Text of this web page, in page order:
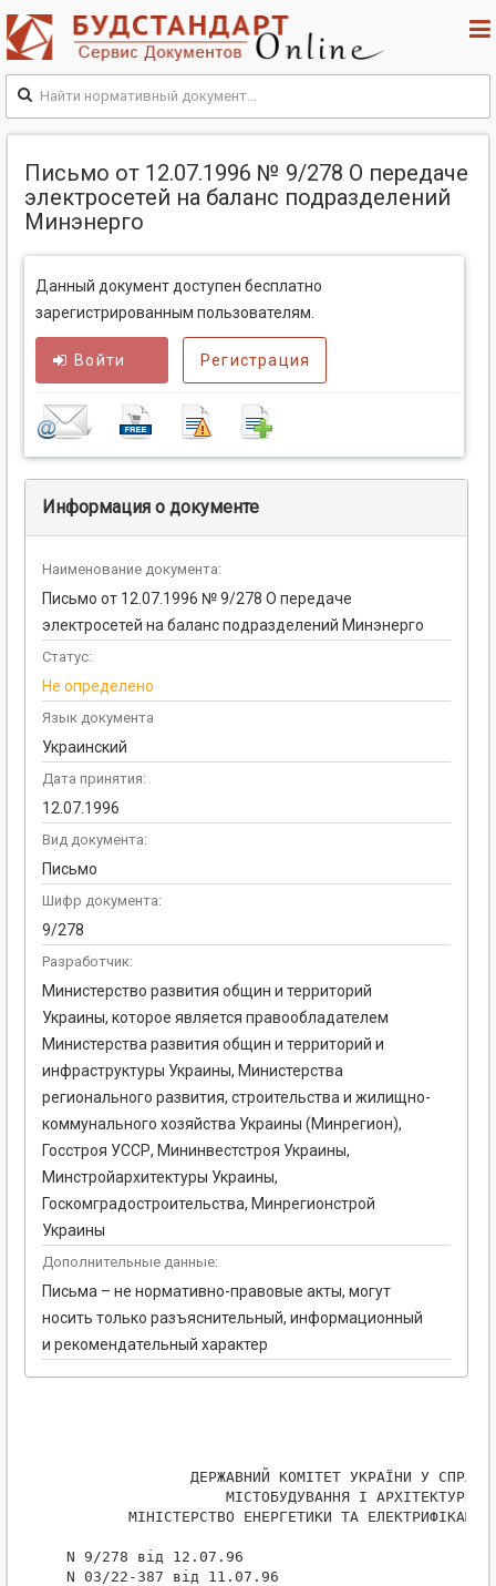
Письмо от 12.07.1996 № 9/278 О передаче
электросетей на баланс подразделений
Минэнерго
Данный документ доступен бесплатно
зарегистрированным пользователям.
Войти Регистрация
Информация о документе
Наименование документа:
Письмо от 12.07.1996 № 9/278 О передаче
электросетей на баланс подразделений Минэнерго
Статус:
Не определено
Язык документа
Украинский
Дата принятия:
12.07.1996
Вид документа:
Письмо
Шифр документа:
9/278
Разработчик:
Министерство развития общин и территорий
Украины, которое является правообладателем
Министерства развития общин и территорий и
инфраструктуры Украины, Министерства
регионального развития, строительства и жилищно-
коммунального хозяйства Украины (Минрегион),
Госстроя УССР, Мининвестстроя Украины,
Минстройархитектуры Украины,
Госкомградостроительства, Минрегионстрой
Украины
Дополнительные данные:
Письма – не нормативно-правовые акты, могут
носить только разъяснительный, информационный
и рекомендательный характер
ДЕРЖАВНИЙ КОМІТЕТ УКРАЇНИ У
                   МІСТОБУДУВАННЯ І АРХІТЕКТУРИ
МІНІСТЕРСТВО ЕНЕРГЕТИКИ ТА ЕЛЕКТРИФІКАЦІЇ
N 9/278 від 12.07.96
N 03/22-387 від 11.07.96